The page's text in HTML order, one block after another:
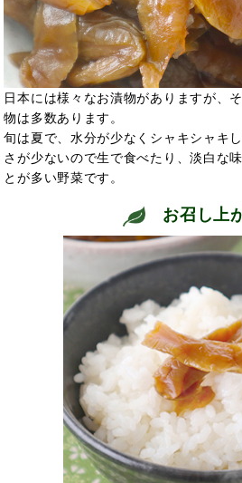
日本には様々なお漬物がありますが、
物は多数あります。
旬は夏で、水分が少なくシャキシャキ
さが少ないので生で食べたり、淡白な
とが多い野菜です。
お召し上